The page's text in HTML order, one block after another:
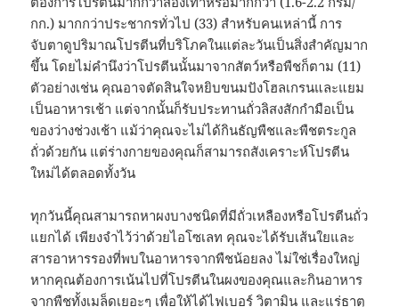
กก.) มากกว่าประชากรทั่วไป (33) สำหรับคนเหล่านี้ การ
จับตาดูปริมาณโปรตีนที่บริโภคในแต่ละวันเป็นสิ่งสำคัญมาก
ขึ้น โดยไม่คำนึงว่าโปรตีนนั้นมาจากสัตว์หรือพืชก็ตาม (11)
ตัวอย่างเช่น คุณอาจตัดสินใจหยิบขนมปังโฮลเกรนและแยม
เป็นอาหารเช้า แต่จากนั้นก็รับประทานถั่วลิสงสักกำมือเป็น
ของว่างช่วงเช้า แม้ว่าคุณจะไม่ได้กินธัญพืชและพืชตระกูล
ถั่วด้วยกัน แต่ร่างกายของคุณก็สามารถสังเคราะห์โปรตีน
ใหม่ได้ตลอดทั้งวัน
ทุกวันนี้คุณสามารถหาผงบางชนิดที่มีถั่วเหลืองหรือโปรตีนถั่ว
แยกได้ เพียงจำไว้ว่าด้วยไอโซเลท คุณจะได้รับเส้นใยและ
สารอาหารรองที่พบในอาหารจากพืชน้อยลง ไม่ใช่เรื่องใหญ่
หากคุณต้องการเน้นไปที่โปรตีนในผงของคุณและกินอาหาร
จากพืชทั้งเมล็ดเยอะๆ เพื่อให้ได้ไฟเบอร์ วิตามิน และแร่ธาตุ